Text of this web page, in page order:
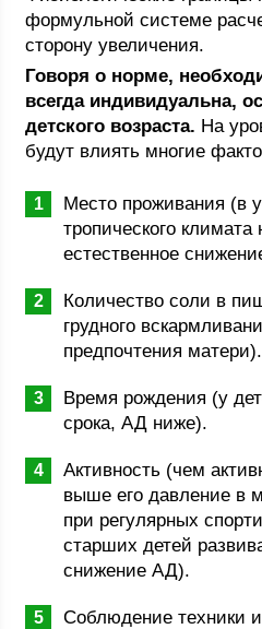
формульной системе
сторону увеличения.
Говоря о норме,
всегда индивидуальна,
детского возраста. На
будут влиять многие
Место проживания (в
тропического климата
естественное
Количество соли в
грудного
предпочтения матери).
Время рождения (у
срока, АД ниже).
Активность (чем
выше его давление в
при регулярных
старших детей
снижение АД).
Соблюдение техники